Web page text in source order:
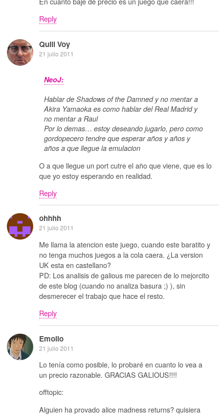
Reply
Quill Voy
21 julio 2011
NeoJ:
Hablar de Shadows of the Damned y no mentar a
Akira Yamaoka es como hablar del Real Madrid y
no mentar a Raul
Por lo demas… estoy deseando jugarlo, pero como
gordopecero tendre que esperar años y años y
años a que llegue la emulacion
O a que llegue un port cutre el año que viene, que es lo
que yo estoy esperando en realidad.
Reply
ohhhh
21 julio 2011
Me llama la atencion este juego, cuando este baratito y
no tenga muchos juegos a la cola caera. ¿La version
UK esta en castellano?
PD: Los analisis de galious me parecen de lo mejorcito
de este blog (cuando no analiza basura ;) ), sin
desmerecer el trabajo que hace el resto.
Reply
Emolio
21 julio 2011
Lo tenía como posible, lo probaré en cuanto lo vea a
un precio razonable. GRACIAS GALIOUS!!!!
offtopic:
Alguien ha provado alice madness returns? quisiera